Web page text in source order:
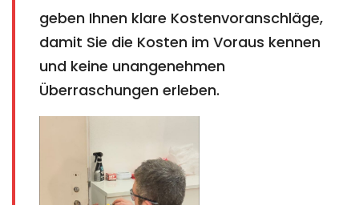
geben Ihnen klare Kostenvoranschläge,
damit Sie die Kosten im Voraus kennen
und keine unangenehmen
Überraschungen erleben.